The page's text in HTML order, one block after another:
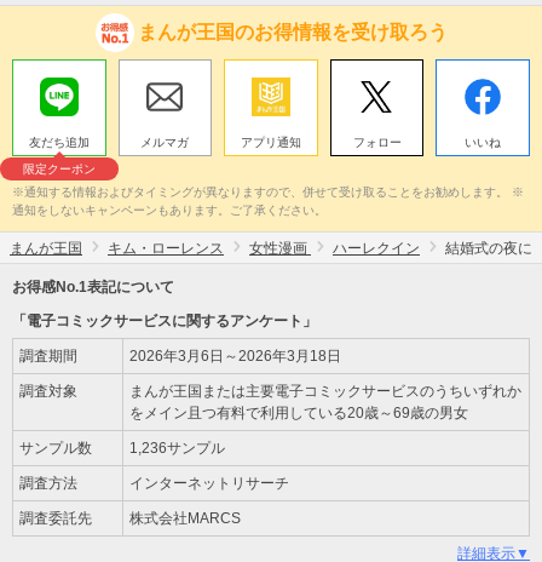
まんが王国のお得情報を受け取ろう
友だち追加
限定クーポン
メルマガ アプリ通知 フォロー いいね
※通知する情報およびタイミングが異なりますので、併せて受け取ることをお勧めします。 ※
通知をしないキャンペーンもあります。ご了承ください。
まんが王国 キム・ローレンス 女性漫画 ハーレクイン 結婚式の夜に
お得感No.1表記について
「電子コミックサービスに関するアンケート」
調査期間 2026年3月6日～2026年3月18日
調査対象
まんが王国または主要電子コミックサービスのうちいずれか
をメイン且つ有料で利用している20歳～69歳の男女
サンプル数 1,236サンプル
調査方法 インターネットリサーチ
調査委託先 株式会社MARCS
詳細表示▼